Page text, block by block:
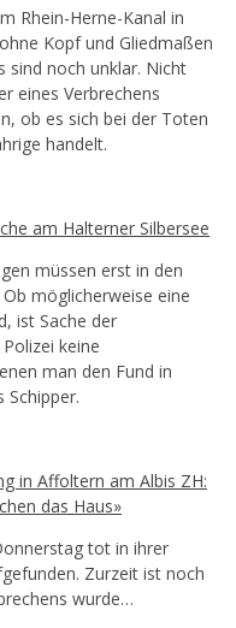
Rhein-Herne-Kanal in
Kopf und Gliedmaßen
sind noch unklar. Nicht
eines Verbrechens
ob es sich bei der Toten
handelt.
am Halterner Silbersee
müssen erst in den
möglicherweise eine
ist Sache der
keine
man den Fund in
Schipper.
in Affoltern am Albis ZH:
das Haus»
tot in ihrer
Zurzeit ist noch
wurde…